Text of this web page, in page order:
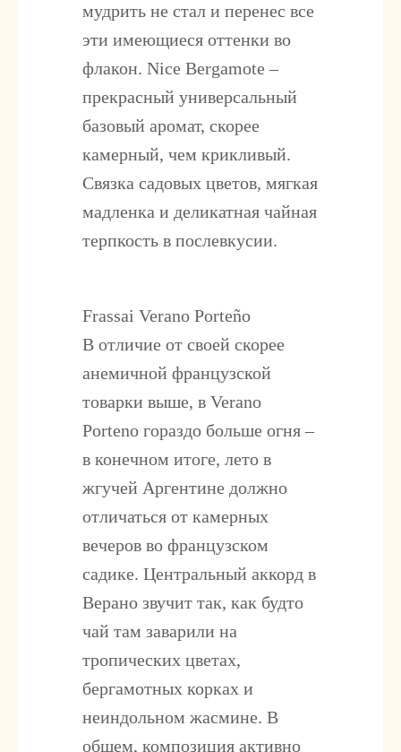
мудрить не стал и перенес все
эти имеющиеся оттенки во
флакон. Nice Bergamote –
прекрасный универсальный
базовый аромат, скорее
камерный, чем крикливый.
Связка садовых цветов, мягкая
мадленка и деликатная чайная
терпкость в послевкусии.
Frassai Verano Porteño
В отличие от своей скорее
анемичной французской
товарки выше, в Verano
Porteno гораздо больше огня –
в конечном итоге, лето в
жгучей Аргентине должно
отличаться от камерных
вечеров во французском
садике. Центральный аккорд в
Верано звучит так, как будто
чай там заварили на
тропических цветах,
бергамотных корках и
неиндольном жасмине. В
общем, композиция активно